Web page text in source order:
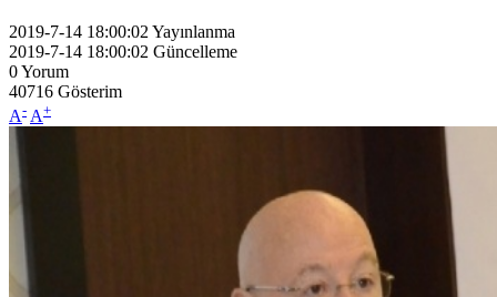
2019-7-14 18:00:02 Yayınlanma
2019-7-14 18:00:02 Güncelleme
0Yorum
40716 Gösterim
A- A+